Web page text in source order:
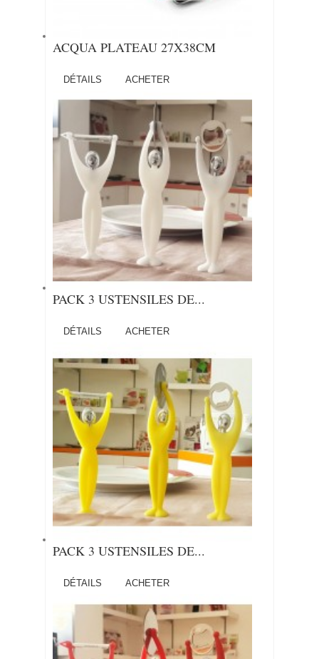
ACQUA PLATEAU 27X38CM
DÉTAILS ACHETER
PACK 3 USTENSILES DE...
DÉTAILS ACHETER
PACK 3 USTENSILES DE...
DÉTAILS ACHETER